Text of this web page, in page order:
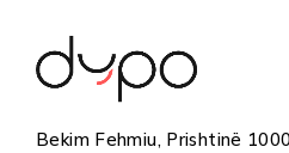
Bekim Fehmiu, Prishtinë